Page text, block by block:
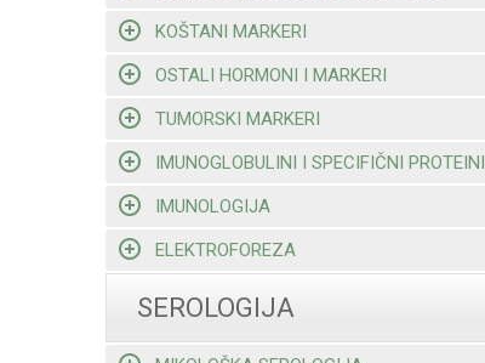
KOŠTANI MARKERI
OSTALI HORMONI I MARKERI
TUMORSKI MARKERI
IMUNOGLOBULINI I SPECIFIČNI PROTEINI
IMUNOLOGIJA
ELEKTROFOREZA
SEROLOGIJA